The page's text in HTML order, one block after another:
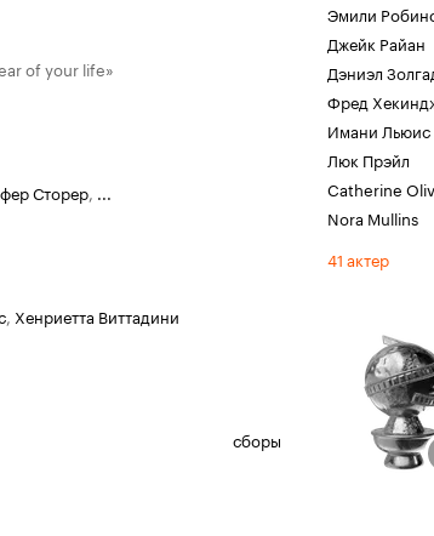
of your life»
Сторер, ...
, Хенриетта Виттадини
сборы
Эмили
Джейк Райан
Дэниэл
Фред
Имани Льюис
Люк Прэйл
Catherine
Nora Mullins
41 актер